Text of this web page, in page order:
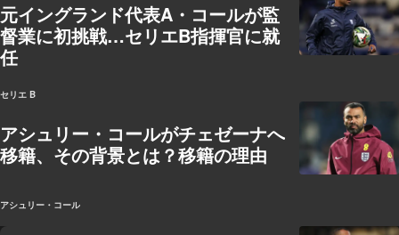
元イングランド代表A・コールが監
督業に初挑戦…セリエB指揮官に就
任
セリエ B
アシュリー・コールがチェゼーナへ
移籍、その背景とは？移籍の理由
アシュリー・コール